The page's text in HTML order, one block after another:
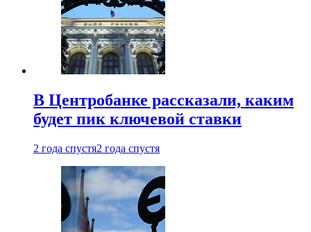
В Центробанке рассказали, каким
будет пик ключевой ставки
2 года спустя2 года спустя